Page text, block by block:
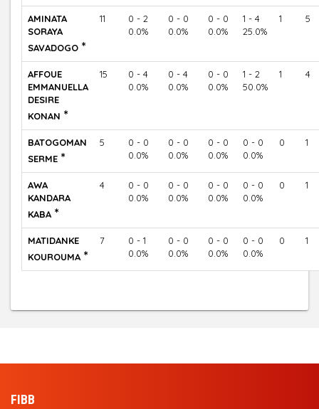
AMINATA
SORAYA
SAVADOGO *
11
0 - 2
0.0%
0 - 0
0.0%
0 - 0
0.0%
1 - 4
25.0%
1 5
AFFOUE
EMMANUELLA
DESIRE
KONAN *
15
0 - 4
0.0%
0 - 4
0.0%
0 - 0
0.0%
1 - 2
50.0%
1 4
BATOGOMAN
SERME *
5
0 - 0
0.0%
0 - 0
0.0%
0 - 0
0.0%
0 - 0
0.0%
0 1
AWA
KANDARA
KABA *
4
0 - 0
0.0%
0 - 0
0.0%
0 - 0
0.0%
0 - 0
0.0%
0 1
MATIDANKE
KOUROUMA *
7
0 - 1
0.0%
0 - 0
0.0%
0 - 0
0.0%
0 - 0
0.0%
0 1
FIBB